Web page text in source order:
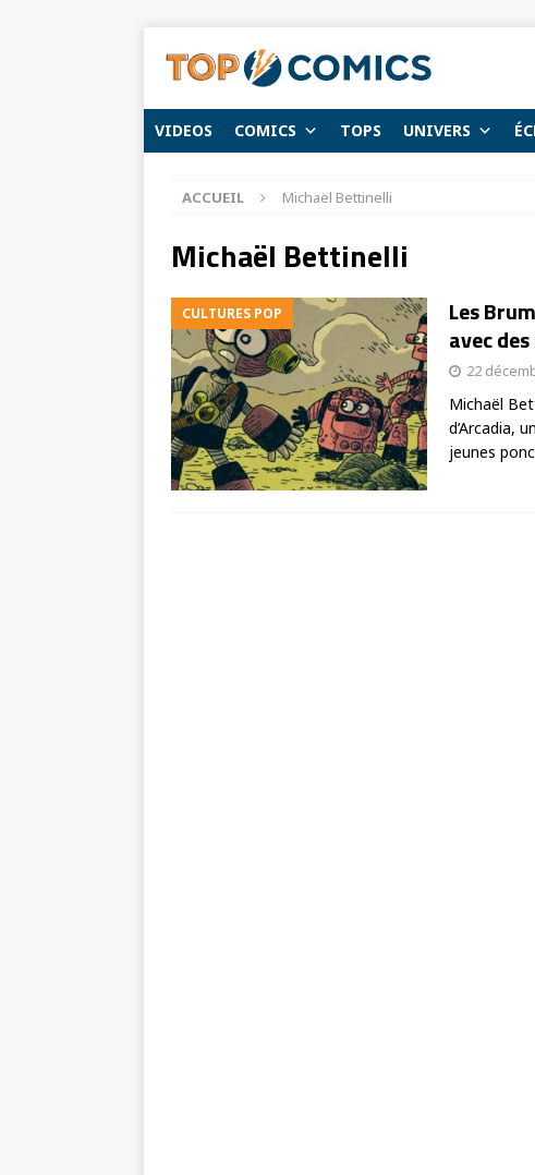
VIDEOS COMICS TOPS UNIVERS
ACCUEIL Michaël Bettinelli
Michaël Bettinelli
CULTURES POP
Les
avec
22
Michaël
d’Arcadia,
jeunes